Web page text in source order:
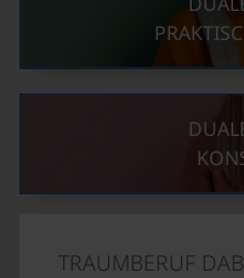
TRAUMBERUF